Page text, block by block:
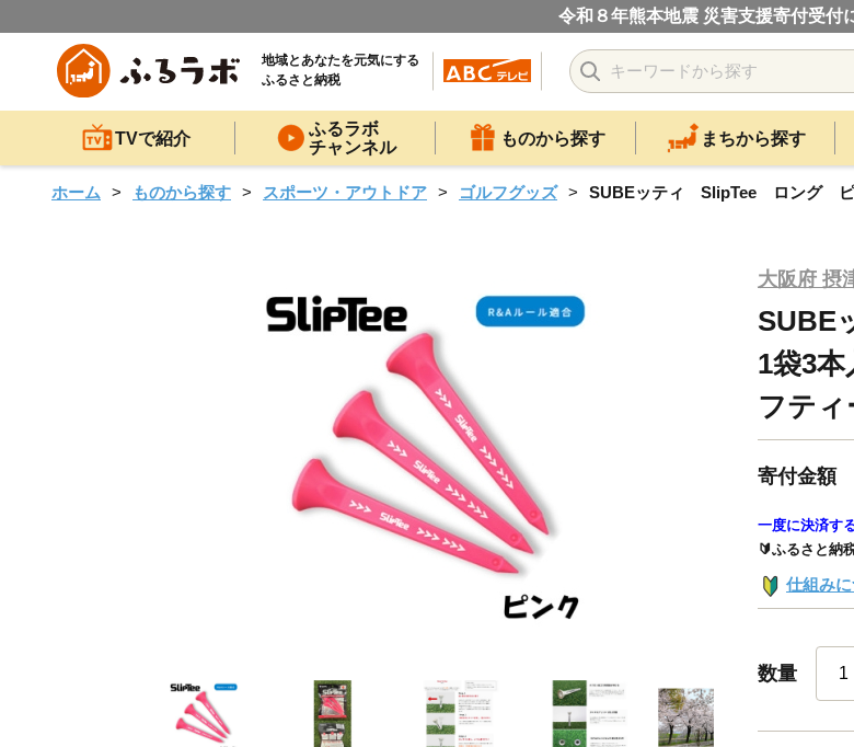
令和８年熊本地震 災害支援寄付受付
地域とあなたを元気にする
ふるさと納税
TVで紹介
ふるラボ
チャンネル
ものから探す まちから探す
ホーム ものから探す スポーツ・アウトドア ゴルフグッズ SUBEッティ SlipTee ロング ピ
大阪府 摂
1袋3
フティ
寄付金額
一度に決済す
🔰ふるさと納
仕組み
数量